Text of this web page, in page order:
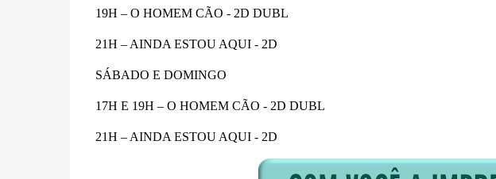
19H – O HOMEM CÃO - 2D DUBL
21H – AINDA ESTOU AQUI - 2D
SÁBADO E DOMINGO
17H E 19H – O HOMEM CÃO - 2D DUBL
21H – AINDA ESTOU AQUI - 2D